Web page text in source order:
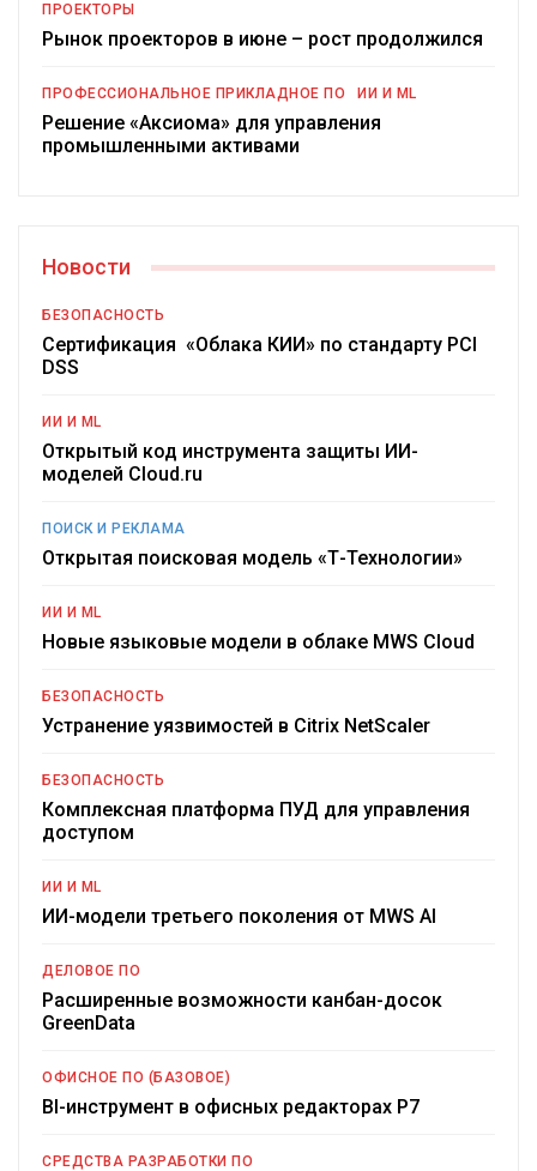
ПРОЕКТОРЫ
Рынок проекторов в июне – рост продолжился
ПРОФЕССИОНАЛЬНОЕ ПРИКЛАДНОЕ ПО ИИ И ML
Решение «Аксиома» для управления
промышленными активами
Новости
БЕЗОПАСНОСТЬ
Сертификация «Облака КИИ» по стандарту PCI
DSS
ИИ И ML
Открытый код инструмента защиты ИИ-
моделей Cloud.ru
ПОИСК И РЕКЛАМА
Открытая поисковая модель «Т-Технологии»
ИИ И ML
Новые языковые модели в облаке MWS Cloud
БЕЗОПАСНОСТЬ
Устранение уязвимостей в Citrix NetScaler
БЕЗОПАСНОСТЬ
Комплексная платформа ПУД для управления
доступом
ИИ И ML
ИИ-модели третьего поколения от MWS AI
ДЕЛОВОЕ ПО
Расширенные возможности канбан-досок
GreenData
ОФИСНОЕ ПО (БАЗОВОЕ)
BI-инструмент в офисных редакторах Р7
СРЕДСТВА РАЗРАБОТКИ ПО